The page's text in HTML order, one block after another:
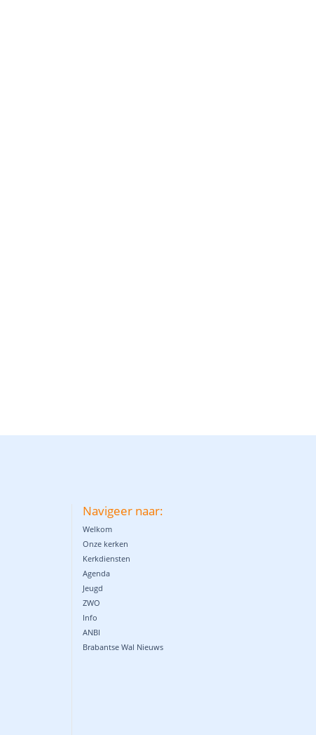
Navigeer naar:
Welkom
Onze kerken
Kerkdiensten
Agenda
Jeugd
ZWO
Info
ANBI
Brabantse Wal Nieuws